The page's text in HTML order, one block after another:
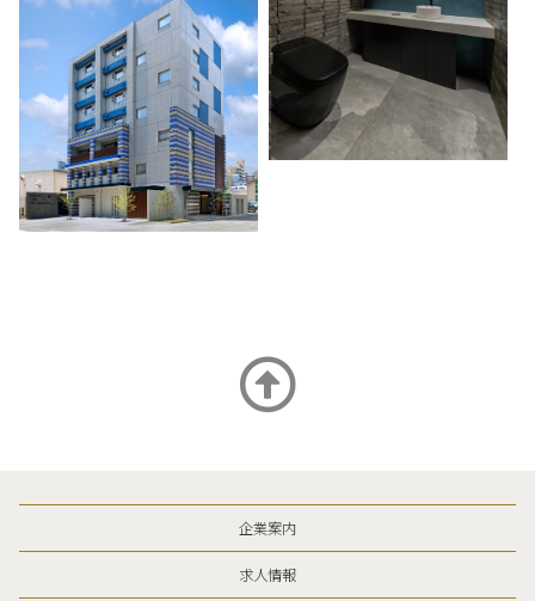
企業案内
求人情報